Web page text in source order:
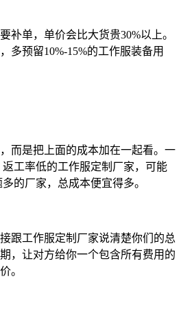
补单，单价会比大货贵30%以上。
多预留10%-15%的工作服装备用
而是把上面的成本加在一起看。一
工率低的工作服定制厂家，可能
的厂家，总成本便宜得多。
跟工作服定制厂家说清楚你们的总
，让对方给你一个包含所有费用的
。